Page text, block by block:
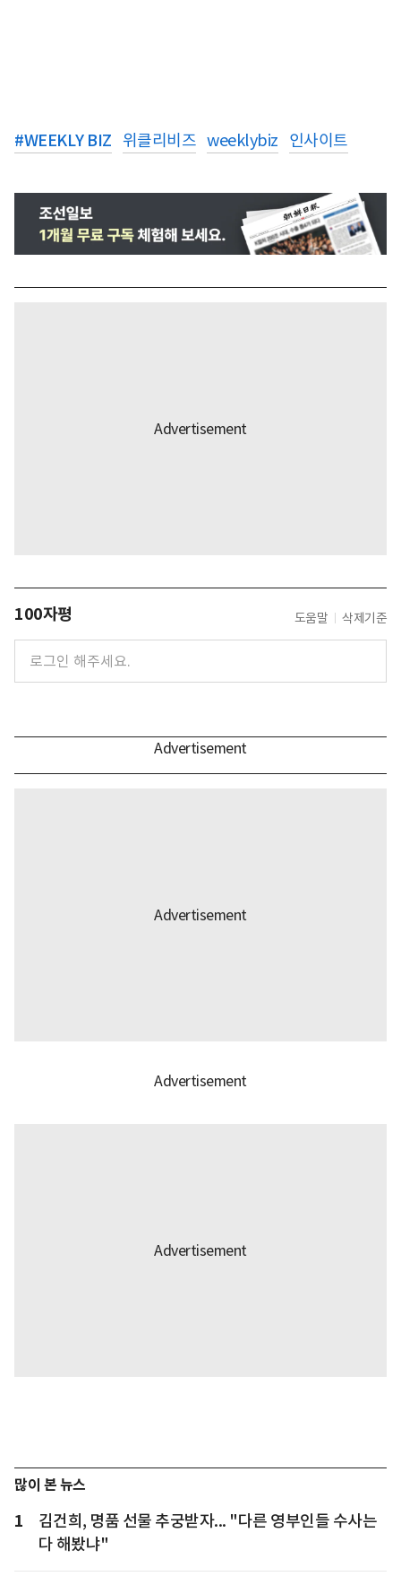
#WEEKLY BIZ 위클리비즈 weeklybiz 인사이트
100자평 도움말 삭제기준
많이 본 뉴스
1
김건희, 명품 선물 추궁받자... "다른 영부인들 수사는
다 해봤냐"